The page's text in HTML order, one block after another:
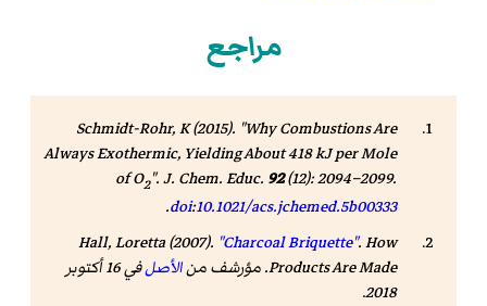
مراجع
Schmidt-Rohr, K (2015). "Why Combustions Are
Always Exothermic, Yielding About 418 kJ per Mole
of O2".J. Chem. Educ. 92(12): 2094–2099.
doi:10.1021/acs.jchemed.5b00333
.
Hall, Loretta (2007). "Charcoal Briquette". How
Products Are Made. مؤرشف من
الأصل
في 16 أكتوبر
2018
.